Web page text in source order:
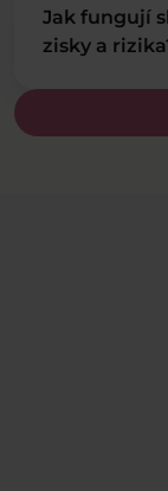
Jak fungují
zisky a